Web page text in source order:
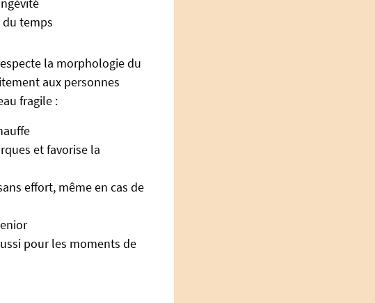
temps
la morphologie du
aux personnes
fragile :
et favorise la
effort, même en cas de
pour les moments de